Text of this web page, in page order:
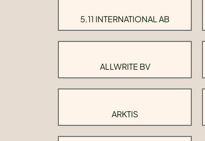
5.11 INTERNATIONAL AB
ALLWRITE BV
ARKTIS